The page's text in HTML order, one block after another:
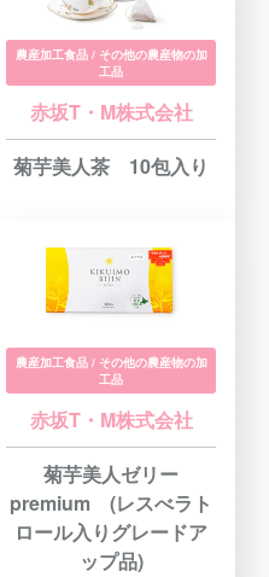
農産加工食品 / その他の農産物の加
工品
赤坂T・M株式会社
菊芋美人茶 10包入り
農産加工食品 / その他の農産物の加
工品
赤坂T・M株式会社
菊芋美人ゼリー
premium (レスべラト
ロール入りグレードア
ップ品)